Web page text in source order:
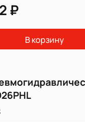
₽
В корзину